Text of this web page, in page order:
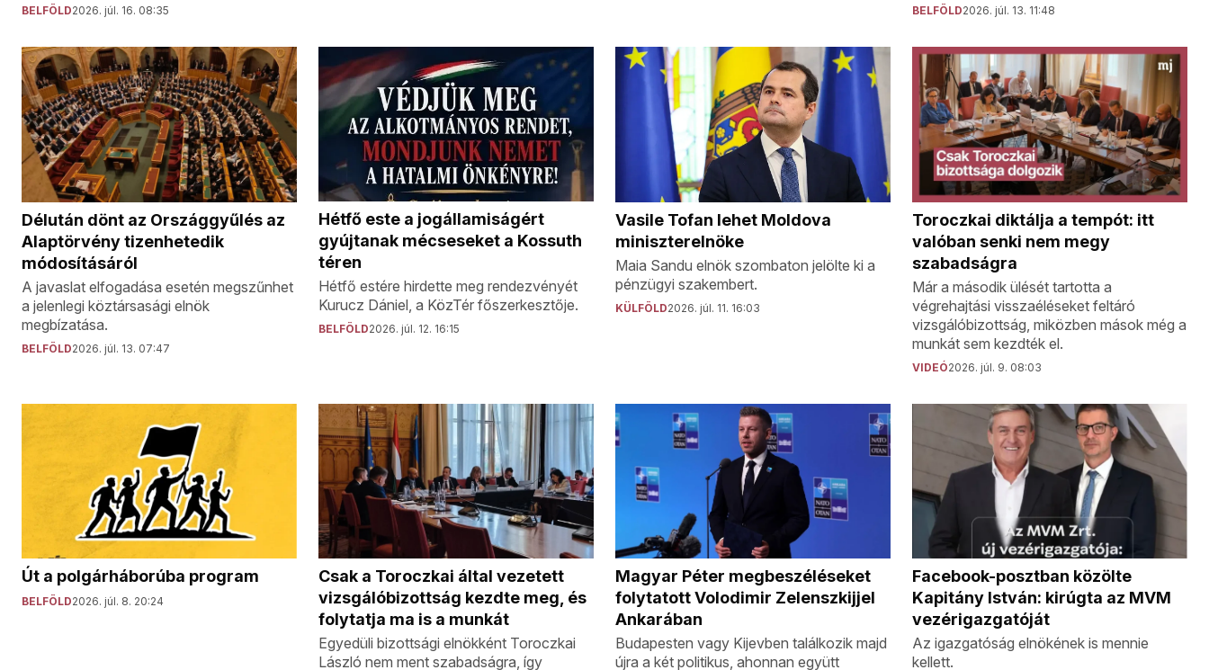
BELFÖLD2026. júl. 16. 08:35 BELFÖLD2026. júl. 13. 11:48
Délután dönt az Országgyűlés az
Alaptörvény tizenhetedik
módosításáról
A javaslat elfogadása esetén megszűnhet
a jelenlegi köztársasági elnök
megbízatása.
BELFÖLD2026. júl. 13. 07:47
Hétfő este a jogállamiságért
gyújtanak mécseseket a Kossuth
téren
Hétfő estére hirdette meg rendezvényét
Kurucz Dániel, a KözTér főszerkesztője.
BELFÖLD2026. júl. 12. 16:15
Vasile Tofan lehet Moldova
miniszterelnöke
Maia Sandu elnök szombaton jelölte ki a
pénzügyi szakembert.
KÜLFÖLD2026. júl. 11. 16:03
Toroczkai diktálja a tempót: itt
valóban senki nem megy
szabadságra
Már a második ülését tartotta a
végrehajtási visszaéléseket feltáró
vizsgálóbizottság, miközben mások még a
munkát sem kezdték el.
VIDEÓ2026. júl. 9. 08:03
Út a polgárháborúba program
BELFÖLD2026. júl. 8. 20:24
Csak a Toroczkai által vezetett
vizsgálóbizottság kezdte meg, és
folytatja ma is a munkát
Egyedüli bizottsági elnökként Toroczkai
László nem ment szabadságra, így
Magyar Péter megbeszéléseket
folytatott Volodimir Zelenszkijjel
Ankarában
Budapesten vagy Kijevben találkozik majd
újra a két politikus, ahonnan együtt
Facebook-posztban közölte
Kapitány István: kirúgta az MVM
vezérigazgatóját
Az igazgatóság elnökének is mennie
kellett.